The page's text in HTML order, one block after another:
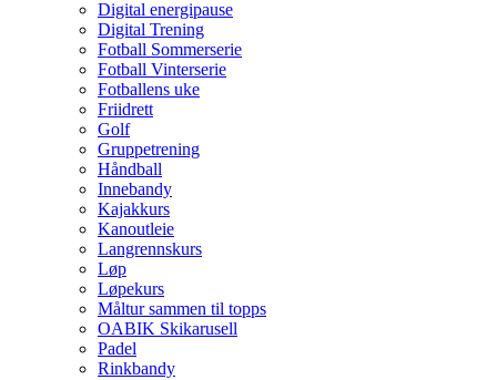
Digital energipause
Digital Trening
Fotball Sommerserie
Fotball Vinterserie
Fotballens uke
Friidrett
Golf
Gruppetrening
Håndball
Innebandy
Kajakkurs
Kanoutleie
Langrennskurs
Løp
Løpekurs
Måltur sammen til topps
OABIK Skikarusell
Padel
Rinkbandy